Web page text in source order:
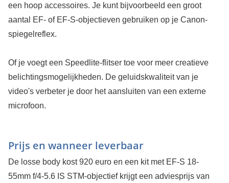
een hoop accessoires. Je kunt bijvoorbeeld een groot
aantal EF- of EF-S-objectieven gebruiken op je Canon-
spiegelreflex.
Of je voegt een Speedlite-flitser toe voor meer creatieve
belichtingsmogelijkheden. De geluidskwaliteit van je
video's verbeter je door het aansluiten van een externe
microfoon.
Prijs en wanneer leverbaar
De losse body kost 920 euro en een kit met EF-S 18-
55mm f/4-5.6 IS STM-objectief krijgt een adviesprijs van